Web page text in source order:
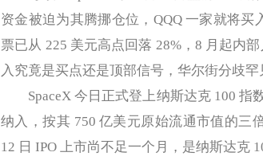
资金被迫为其腾挪仓位，QQQ 一家就将
票已从 225 美元高点回落 28%，8 月起内
入究竟是买点还是顶部信号，华尔街分歧罕
SpaceX 今日正式登上纳斯达克 100 指
纳入，按其 750 亿美元原始流通市值的三
12 日 IPO 上市尚不足一个月，是纳斯达克